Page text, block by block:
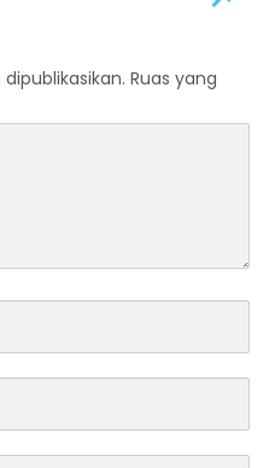
Ruas yang